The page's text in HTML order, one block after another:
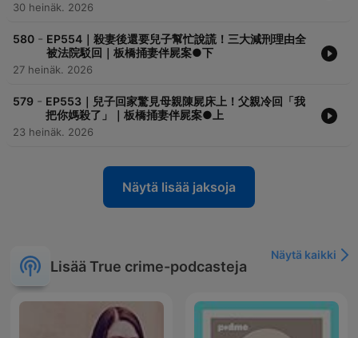
30 heinäk. 2026
580 - EP554｜殺妻後還要兒子幫忙說謊！三大減刑理由全
被法院駁回｜板橋捅妻伴屍案●下
27 heinäk. 2026
579 - EP553｜兒子回家驚見母親陳屍床上！父親冷回「我
把你媽殺了」｜板橋捅妻伴屍案●上
23 heinäk. 2026
Näytä lisää jaksoja
Lisää True crime-podcasteja
Näytä kaikki